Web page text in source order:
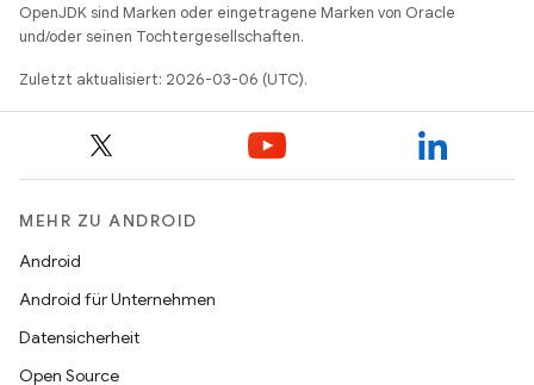
OpenJDK sind Marken oder eingetragene Marken von Oracle
und/oder seinen Tochtergesellschaften.
Zuletzt aktualisiert: 2026-03-06 (UTC).
MEHR ZU ANDROID
Android
Android für Unternehmen
Datensicherheit
Open Source